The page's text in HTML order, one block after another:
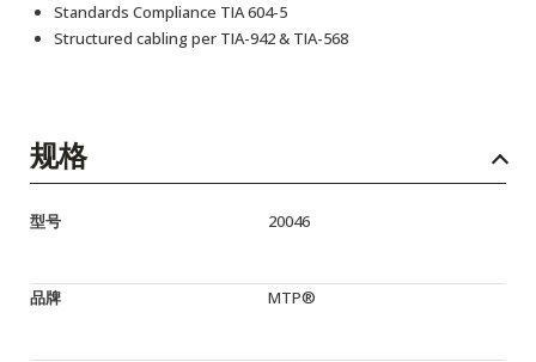
Standards Compliance TIA 604-5
Structured cabling per TIA-942 & TIA-568
规格
型号 20046
品牌 MTP®